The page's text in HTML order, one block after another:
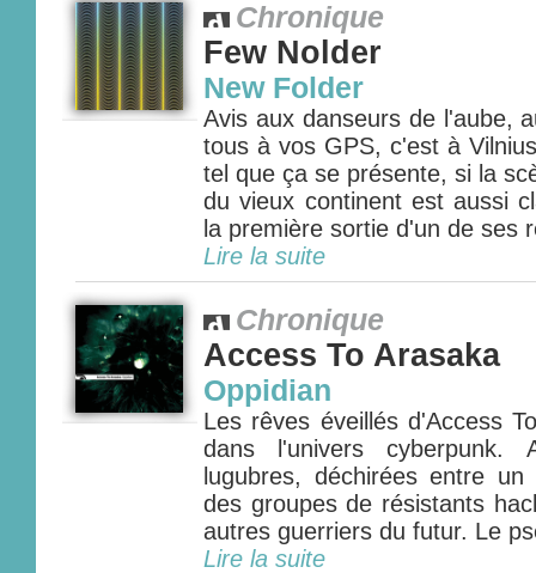
Chronique
Few Nolder
New Folder
Avis aux danseurs de l'aube,
tous à vos GPS, c'est à
tel que ça se présente, si la
du vieux continent est aussi
la première sortie d'un de ses
Lire la suite
Chronique
Access To Arasaka
Oppidian
Les rêves éveillés d'Access
dans l'univers cyberpunk.
lugubres, déchirées entre
des groupes de résistants
autres guerriers du futur. Le
Lire la suite